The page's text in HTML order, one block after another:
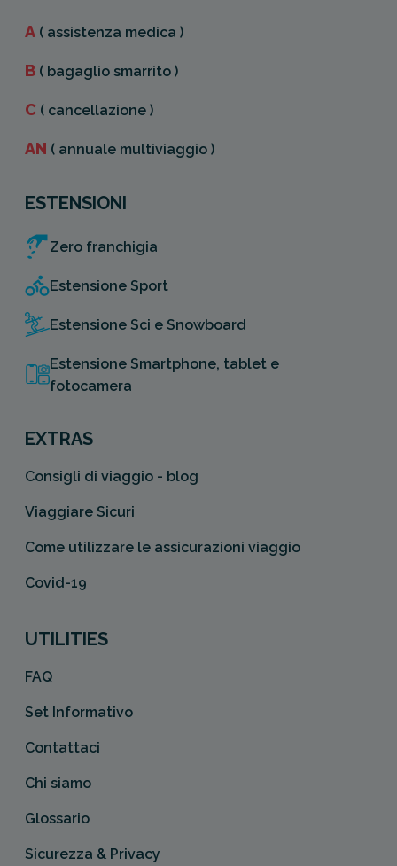
A ( assistenza medica )
B ( bagaglio smarrito )
C ( cancellazione )
AN ( annuale multiviaggio )
ESTENSIONI
Zero franchigia
Estensione Sport
Estensione Sci e Snowboard
Estensione Smartphone, tablet e
fotocamera
EXTRAS
Consigli di viaggio - blog
Viaggiare Sicuri
Come utilizzare le assicurazioni viaggio
Covid-19
UTILITIES
FAQ
Set Informativo
Contattaci
Chi siamo
Glossario
Sicurezza & Privacy